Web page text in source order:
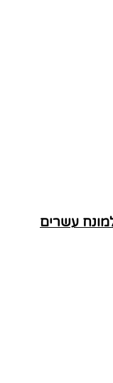
עשרים